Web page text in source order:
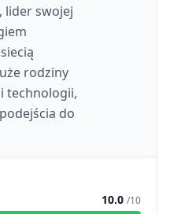
lider swojej
rodziny
technologii,
do
10.0 /10